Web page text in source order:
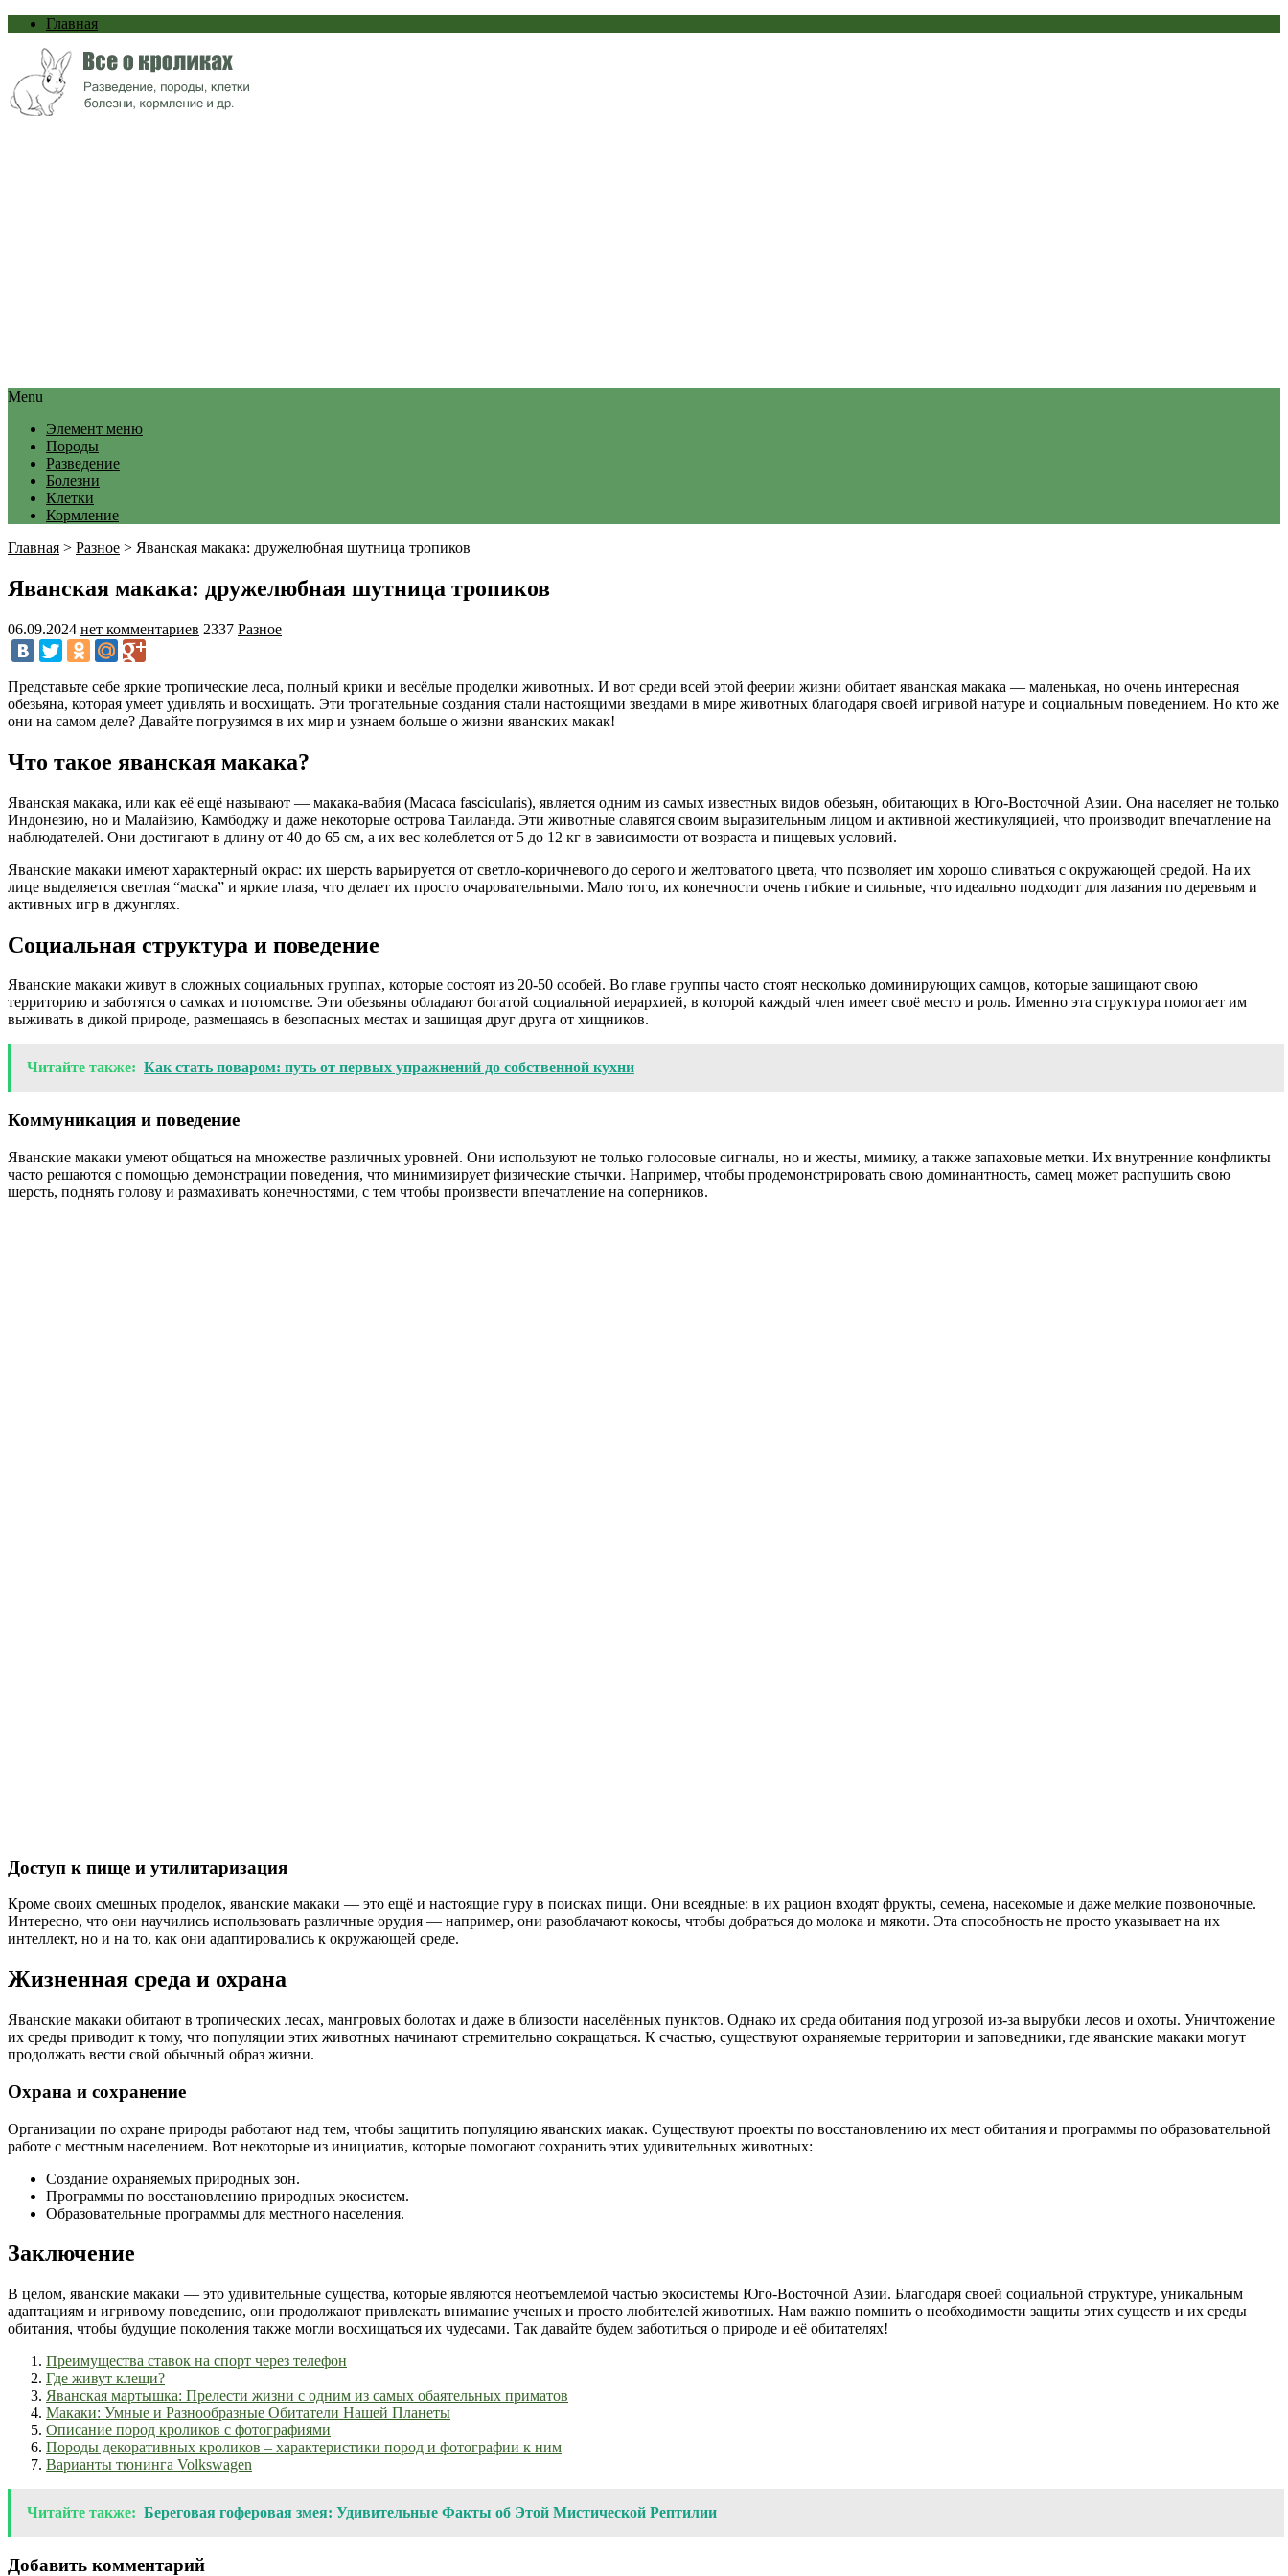
Главная
Menu
Элемент меню
Породы
Разведение
Болезни
Клетки
Кормление
Главная > Разное > Яванская макака: дружелюбная шутница тропиков
Яванская макака: дружелюбная шутница тропиков
06.09.2024 нет комментариев 2337 Разное
Представьте себе яркие тропические леса, полный крики и весёлые проделки животных. И вот среди всей этой феерии жизни обитает яванская макака — маленькая, но очень интересная
обезьяна, которая умеет удивлять и восхищать. Эти трогательные создания стали настоящими звездами в мире животных благодаря своей игривой натуре и социальным поведением. Но кто же
они на самом деле? Давайте погрузимся в их мир и узнаем больше о жизни яванских макак!
Что такое яванская макака?
Яванская макака, или как её ещё называют — макака-вабия (Macaca fascicularis), является одним из самых известных видов обезьян, обитающих в Юго-Восточной Азии. Она населяет не только
Индонезию, но и Малайзию, Камбоджу и даже некоторые острова Таиланда. Эти животные славятся своим выразительным лицом и активной жестикуляцией, что производит впечатление на
наблюдателей. Они достигают в длину от 40 до 65 см, а их вес колеблется от 5 до 12 кг в зависимости от возраста и пищевых условий.
Яванские макаки имеют характерный окрас: их шерсть варьируется от светло-коричневого до серого и желтоватого цвета, что позволяет им хорошо сливаться с окружающей средой. На их
лице выделяется светлая “маска” и яркие глаза, что делает их просто очаровательными. Мало того, их конечности очень гибкие и сильные, что идеально подходит для лазания по деревьям и
активных игр в джунглях.
Социальная структура и поведение
Яванские макаки живут в сложных социальных группах, которые состоят из 20-50 особей. Во главе группы часто стоят несколько доминирующих самцов, которые защищают свою
территорию и заботятся о самках и потомстве. Эти обезьяны обладают богатой социальной иерархией, в которой каждый член имеет своё место и роль. Именно эта структура помогает им
выживать в дикой природе, размещаясь в безопасных местах и защищая друг друга от хищников.
Читайте также: Как стать поваром: путь от первых упражнений до собственной кухни
Коммуникация и поведение
Яванские макаки умеют общаться на множестве различных уровней. Они используют не только голосовые сигналы, но и жесты, мимику, а также запаховые метки. Их внутренние конфликты
часто решаются с помощью демонстрации поведения, что минимизирует физические стычки. Например, чтобы продемонстрировать свою доминантность, самец может распушить свою
шерсть, поднять голову и размахивать конечностями, с тем чтобы произвести впечатление на соперников.
Доступ к пище и утилитаризация
Кроме своих смешных проделок, яванские макаки — это ещё и настоящие гуру в поисках пищи. Они всеядные: в их рацион входят фрукты, семена, насекомые и даже мелкие позвоночные.
Интересно, что они научились использовать различные орудия — например, они разоблачают кокосы, чтобы добраться до молока и мякоти. Эта способность не просто указывает на их
интеллект, но и на то, как они адаптировались к окружающей среде.
Жизненная среда и охрана
Яванские макаки обитают в тропических лесах, мангровых болотах и даже в близости населённых пунктов. Однако их среда обитания под угрозой из-за вырубки лесов и охоты. Уничтожение
их среды приводит к тому, что популяции этих животных начинают стремительно сокращаться. К счастью, существуют охраняемые территории и заповедники, где яванские макаки могут
продолжать вести свой обычный образ жизни.
Охрана и сохранение
Организации по охране природы работают над тем, чтобы защитить популяцию яванских макак. Существуют проекты по восстановлению их мест обитания и программы по образовательной
работе с местным населением. Вот некоторые из инициатив, которые помогают сохранить этих удивительных животных:
Создание охраняемых природных зон.
Программы по восстановлению природных экосистем.
Образовательные программы для местного населения.
Заключение
В целом, яванские макаки — это удивительные существа, которые являются неотъемлемой частью экосистемы Юго-Восточной Азии. Благодаря своей социальной структуре, уникальным
адаптациям и игривому поведению, они продолжают привлекать внимание ученых и просто любителей животных. Нам важно помнить о необходимости защиты этих существ и их среды
обитания, чтобы будущие поколения также могли восхищаться их чудесами. Так давайте будем заботиться о природе и её обитателях!
Преимущества ставок на спорт через телефон
Где живут клещи?
Яванская мартышка: Прелести жизни с одним из самых обаятельных приматов
Макаки: Умные и Разнообразные Обитатели Нашей Планеты
Описание пород кроликов с фотографиями
Породы декоративных кроликов – характеристики пород и фотографии к ним
Варианты тюнинга Volkswagen
Читайте также: Береговая гоферовая змея: Удивительные Факты об Этой Мистической Рептилии
Добавить комментарий